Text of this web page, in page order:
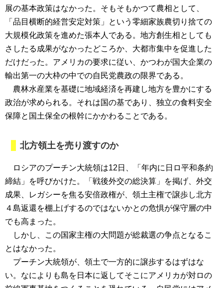
展の基本政策はなかった。そもそもかつて農相として、
「品目横断的経営安定対策」という零細家族農切り捨ての
大規模化政策を進めた張本人である。地方創生相としても
さしたる成果がなかったどころか、大都市集中を促進した
だけだった。アメリカの要求に従い、かつわが国大企業の
輸出第一の大枠の中での自民党農政の限界である。
農林水産業を基礎に地域経済を再建し地方を豊かにする
政治が求められる。それは国の基であり、独立の食料安全
保障と国土保全の根幹にかかわることである。
北方領土を売り渡すのか
ロシアのプーチン大統領は12日、「年内に日ロ平和条約
締結」を呼びかけた。「戦後外交の総決算」を掲げ、外交
成果、レガシーを焦る安倍政権が、領土主権で譲歩し北方
４島返還を棚上げするのではないかとの危惧が保守層の中
でも高まった。
しかし、この国家主権の大問題が総裁選の争点となるこ
とはなかった。
プーチン大統領が、領土で一方的に譲歩するはずはな
い。なによりも島を日本に返してそこにアメリカが対ロの